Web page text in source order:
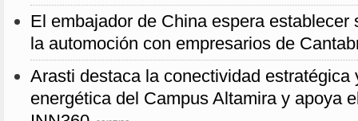
El embajador de China espera establecer
la automoción con empresarios de
Arasti destaca la conectividad estratégica
energética del Campus Altamira y apoya